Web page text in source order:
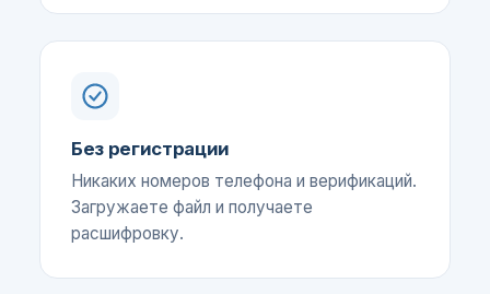
Без регистрации
Никаких номеров телефона и верификаций.
Загружаете файл и получаете
расшифровку.